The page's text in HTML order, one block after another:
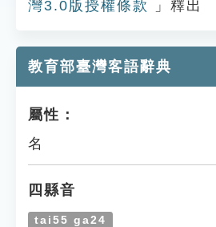
灣3.0版授權條款
」釋出
教育部臺灣客語辭典
屬性：
名
四縣音
tai55 ga24